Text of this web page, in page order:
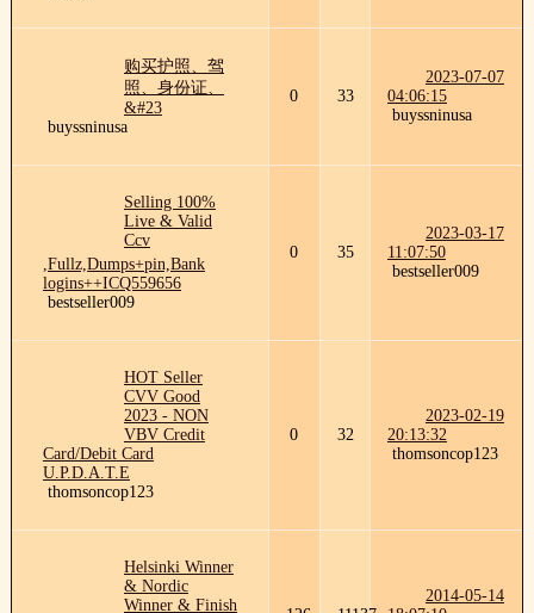
购买护照、驾
照、身份证、
&#23
buyssninusa
0 33
2023-07-07
04:06:15
buyssninusa
Selling 100%
Live & Valid
Ccv
,Fullz,Dumps+pin,Bank
logins++ICQ559656
bestseller009
0 35
2023-03-17
11:07:50
bestseller009
HOT Seller
CVV Good
2023 - NON
VBV Credit
Card/Debit Card
U.P.D.A.T.E
thomsoncop123
0 32
2023-02-19
20:13:32
thomsoncop123
Helsinki Winner
& Nordic
Winner & Finish
2014-05-14